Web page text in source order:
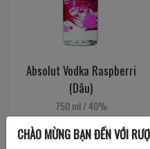
Absolut Vodka Raspberri
(Dâu)
750 ml /40%
CHÀO MỪNG BẠN ĐẾN VỚI